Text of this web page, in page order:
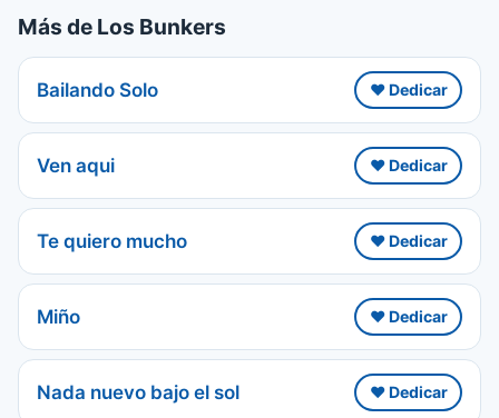
Más de Los Bunkers
Bailando Solo ❤️ Dedicar
Ven aqui ❤️ Dedicar
Te quiero mucho ❤️ Dedicar
Miño ❤️ Dedicar
Nada nuevo bajo el sol ❤️ Dedicar